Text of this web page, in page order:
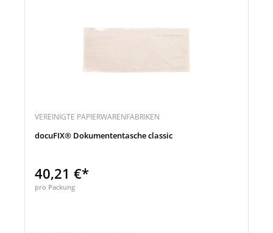
VEREINIGTE PAPIERWARENFABRIKEN
docuFIX® Dokumententasche classic
40,21 €*
pro Packung